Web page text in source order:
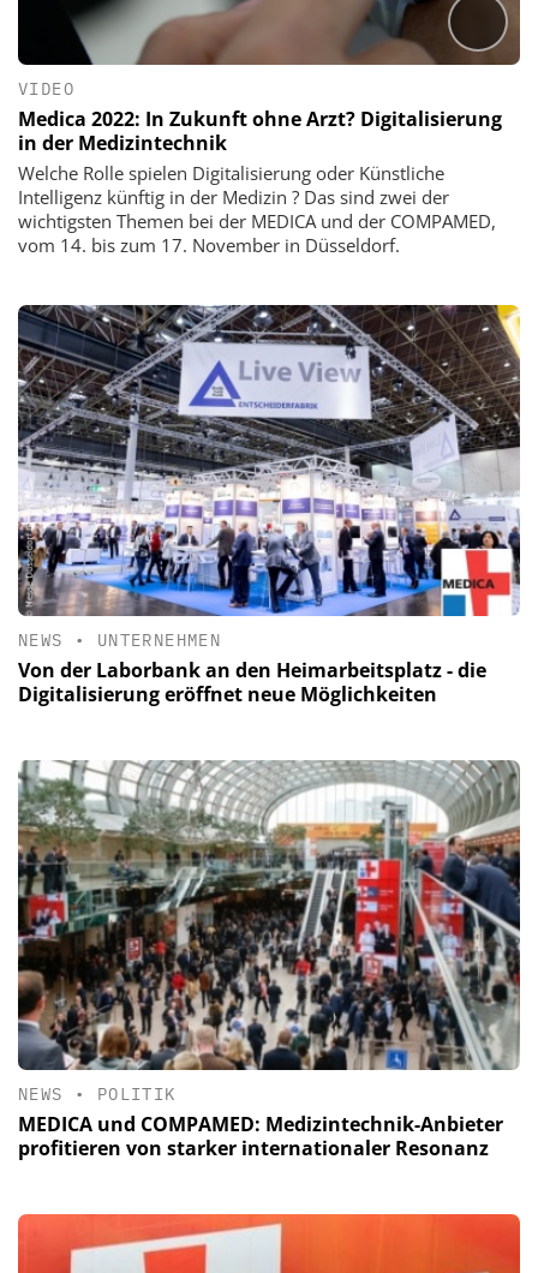
VIDEO
Medica 2022: In Zukunft ohne Arzt? Digitalisierung
in der Medizintechnik
Welche Rolle spielen Digitalisierung oder Künstliche
Intelligenz künftig in der Medizin ? Das sind zwei der
wichtigsten Themen bei der MEDICA und der COMPAMED,
vom 14. bis zum 17. November in Düsseldorf.
NEWS • UNTERNEHMEN
Von der Laborbank an den Heimarbeitsplatz - die
Digitalisierung eröffnet neue Möglichkeiten
NEWS • POLITIK
MEDICA und COMPAMED: Medizintechnik-Anbieter
profitieren von starker internationaler Resonanz